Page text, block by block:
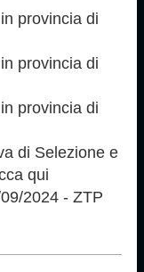
provincia di
provincia di
provincia di
di Selezione e
qui
2024 - ZTP